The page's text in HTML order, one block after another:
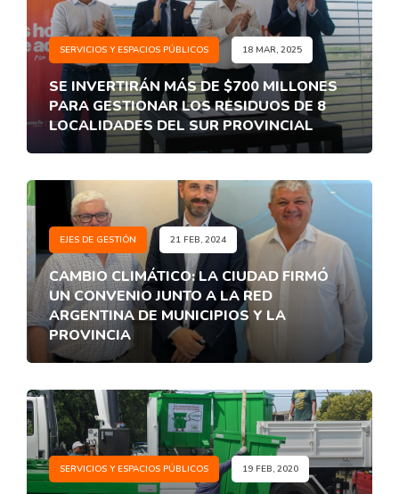
SERVICIOS Y ESPACIOS PÚBLICOS 18 MAR, 2025
SE INVERTIRÁN MÁS DE $700 MILLONES
PARA GESTIONAR LOS RESIDUOS DE 8
LOCALIDADES DEL SUR PROVINCIAL
EJES DE GESTIÓN 21 FEB, 2024
CAMBIO CLIMÁTICO: LA CIUDAD FIRMÓ
UN CONVENIO JUNTO A LA RED
ARGENTINA DE MUNICIPIOS Y LA
PROVINCIA
SERVICIOS Y ESPACIOS PÚBLICOS 19 FEB, 2020